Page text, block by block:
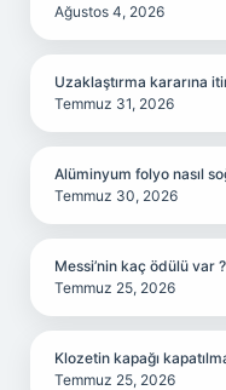
Ağustos 4, 2026
Uzaklaştırma kararına
Temmuz 31, 2026
Alüminyum folyo nasıl
Temmuz 30, 2026
Messi’nin kaç ödülü var ?
Temmuz 25, 2026
Klozetin kapağı
Temmuz 25, 2026